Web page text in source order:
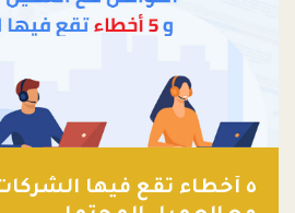
٥ أخطاء تقع فيها